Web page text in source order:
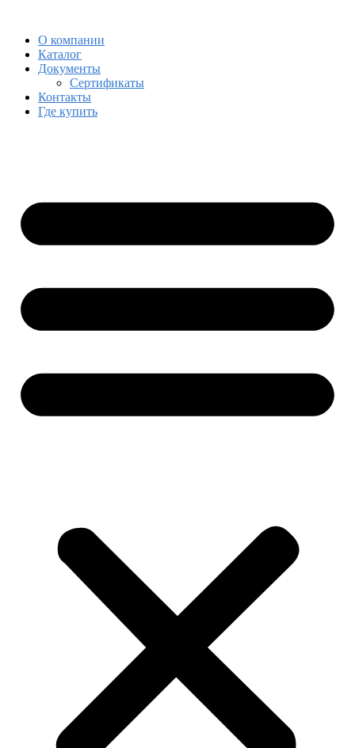
navigation
contentО компании
Каталог
Документы
Сертификаты
Контакты
Где купить